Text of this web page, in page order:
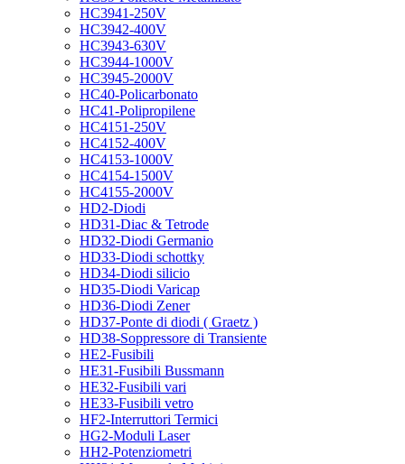
HC3941-250V
HC3942-400V
HC3943-630V
HC3944-1000V
HC3945-2000V
HC40-Policarbonato
HC41-Polipropilene
HC4151-250V
HC4152-400V
HC4153-1000V
HC4154-1500V
HC4155-2000V
HD2-Diodi
HD31-Diac & Tetrode
HD32-Diodi Germanio
HD33-Diodi schottky
HD34-Diodi silicio
HD35-Diodi Varicap
HD36-Diodi Zener
HD37-Ponte di diodi ( Graetz )
HD38-Soppressore di Transiente
HE2-Fusibili
HE31-Fusibili Bussmann
HE32-Fusibili vari
HE33-Fusibili vetro
HF2-Interruttori Termici
HG2-Moduli Laser
HH2-Potenziometri